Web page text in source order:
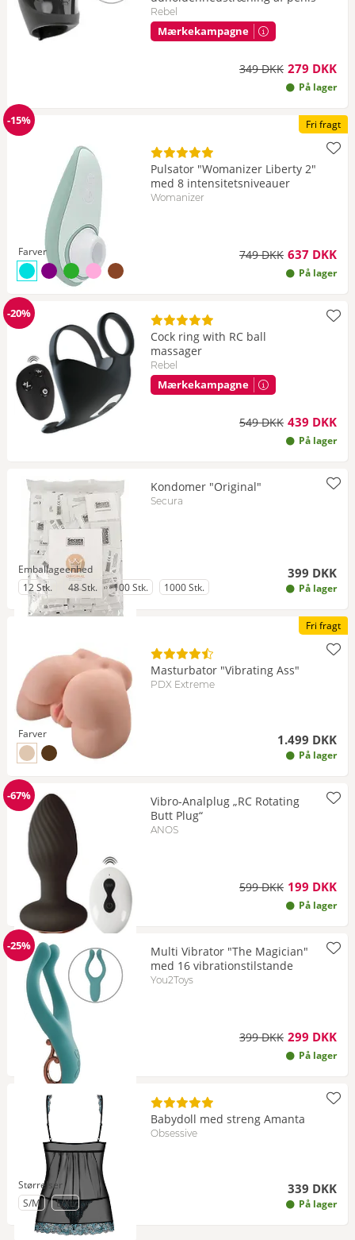
Rebel
Mærkekampagne
349 DKK 279 DKK
På lager
Fri fragt
Rabat
-15%
Pulsator "Womanizer Liberty 2"
med 8 intensitetsniveauer
Womanizer
749 DKK 637 DKK
På lager
Farver
til Farve turkis
til Farve lillatil Farve grøn
til Farve rosatil Farve brun
Rabat
-20%
Cock ring with RC ball
massager
Rebel
Mærkekampagne
549 DKK 439 DKK
På lager
Kondomer "Original"
Secura
399 DKK
På lager
Emballageenhed
til Emballageenhed
12 Stk. til Emballageenhed
48 Stk. til Emballageenhed
100 Stk. til Emballageenhed
1000 Stk.
Fri fragt
Masturbator "Vibrating Ass"
PDX Extreme
1.499 DKK
På lager
Farver
til Farve hudfarvet lys
til Farve hudfarvet mørk
Rabat
-67%
Vibro-Analplug „RC Rotating
Butt Plug“
ANOS
599 DKK 199 DKK
På lager
Rabat
-25%
Multi Vibrator "The Magician"
med 16 vibrationstilstande
You2Toys
399 DKK 299 DKK
På lager
Babydoll med streng Amanta
Obsessive
339 DKK
På lager
Størrelser
til Størrelse
S/M til Størrelse
L/XL